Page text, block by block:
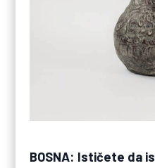
BOSNA: Ističete da